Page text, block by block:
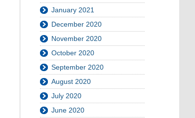
January 2021
December 2020
November 2020
October 2020
September 2020
August 2020
July 2020
June 2020